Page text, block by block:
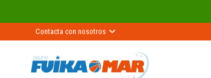
Contacta con nosotros